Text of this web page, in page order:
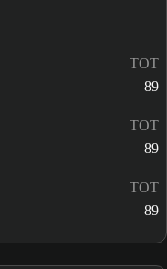
TOT
89
TOT
89
TOT
89